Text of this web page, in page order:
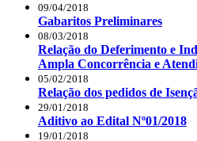
09/04/2018
Gabaritos Preliminares
08/03/2018
Relação do Deferimento e
Ampla Concorrência e
05/02/2018
Relação dos pedidos de
29/01/2018
Aditivo ao Edital Nº01/2018
19/01/2018